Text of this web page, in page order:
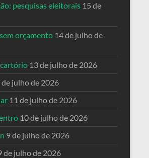
pesquisas eleitorais 15 de
orçamento 14 de julho de
13 de julho de 2026
de julho de 2026
11 de julho de 2026
10 de julho de 2026
9 de julho de 2026
de julho de 2026